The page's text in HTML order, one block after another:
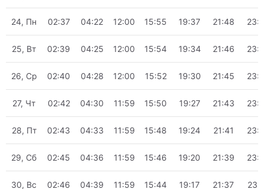
24, Пн 02:37 04:22 12:00 15:55 19:37 21:48
25, Вт 02:39 04:25 12:00 15:54 19:34 21:46
26, Ср 02:40 04:28 12:00 15:52 19:30 21:45
27, Чт 02:42 04:30 11:59 15:50 19:27 21:43
28, Пт 02:43 04:33 11:59 15:48 19:24 21:41
29, Сб 02:45 04:36 11:59 15:46 19:20 21:39
30, Вс 02:46 04:39 11:59 15:44 19:17 21:37